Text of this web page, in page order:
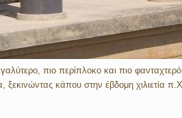
πιο περίπλοκο και πιο
κάπου στην έβδομη χιλιετία